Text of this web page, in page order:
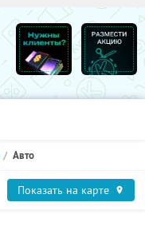
Авто
Показать на карте